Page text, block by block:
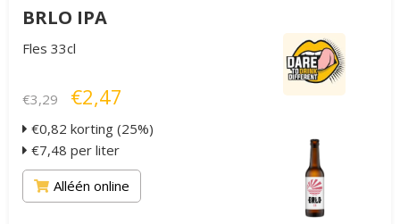
BRLO IPA
Fles 33cl
€3,29 €2,47
€0,82 korting (25%)
€7,48 per liter
Alléén online